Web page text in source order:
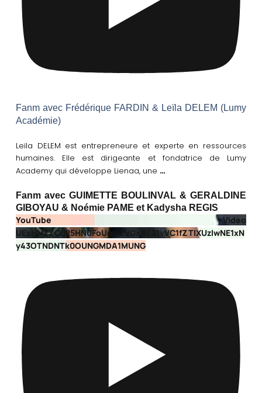
Fanm avec Frédérique FARDIN & Leïla DELEM (Lumy
Académie)
Leïla DELEM est entrepreneure et experte en ressources
humaines. Elle est dirigeante et fondatrice de Lumy
Academy qui développe Lienaa, une …
Fanm avec GUIMETTE BOULINVAL & GERALDINE
GIBOYAU & Noémie PAME et Kadysha REGIS
YouTube Video
UExUMkZCd25HN0FoUmVEVGxRZ21vVC1fZTlXUzIwNE1xN
y43OTNDNTk0OUNGMDA1MUNG